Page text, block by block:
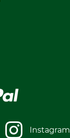
Instagram